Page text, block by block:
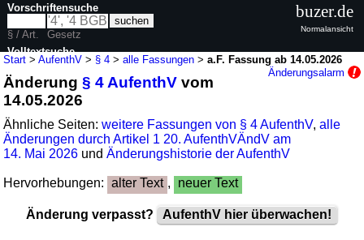
Start >AufenthV > § 4 >alle Fassungen >a.F. Fassung ab 14.05.2026
Änderungsalarm
Änderung§ 4 AufenthV vom
14.05.2026
Ähnliche Seiten:weitere Fassungen von § 4 AufenthV,alle
Änderungen durch Artikel 1 20. AufenthVÄndV am
14. Mai 2026 undÄnderungshistorie der AufenthV
Hervorhebungen: alter Text , neuer Text
Änderung verpasst? AufenthV hier überwachen!
Vorschriftensuche
§ / Art.
Gesetz
Volltextsuche
nur in AufenthV
buzer.de
Normalansicht